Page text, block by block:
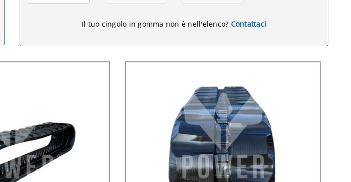
Il tuo cingolo in gomma non è nell'elenco? Contattaci